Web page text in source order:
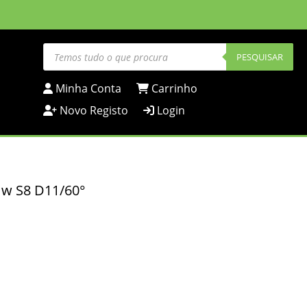
Products
search PESQUISAR
Minha Conta
Carrinho
Novo Registo
Login
S8 D11/60°